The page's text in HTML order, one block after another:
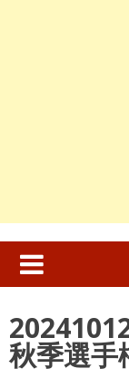
検
索:
秋季選手